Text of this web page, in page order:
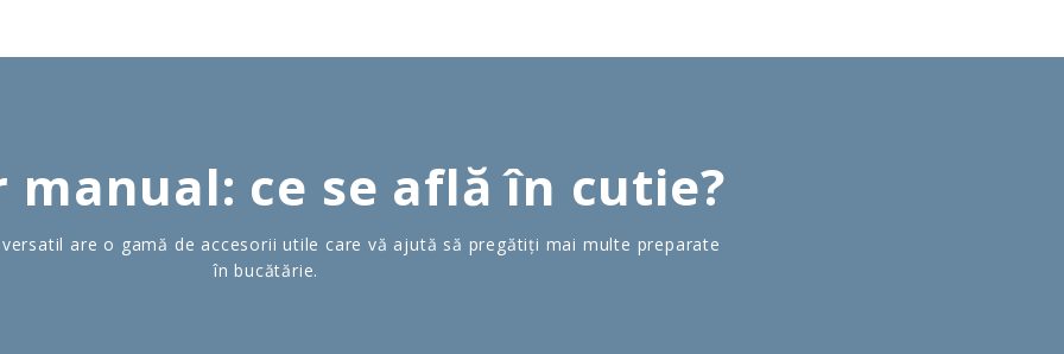
manual: ce se află în cutie?
are o gamă de accesorii utile care vă ajută să pregătiți mai multe preparate
în bucătărie.